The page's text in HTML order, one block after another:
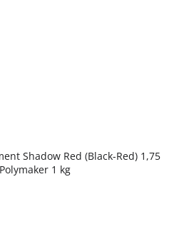
Shadow Red (Black-Red) 1,75
1 kg